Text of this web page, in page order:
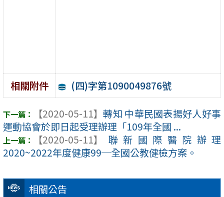
相關公告
相關附件 (四)字第1090049876號
【2020-05-11】 轉知 中華民國表揚好人好事
運動協會於即日起受理辦理「109年全國 ...
【2020-05-11】
聯新國際醫院辦理
2020~2022年度健康99─全國公教健檢方案。